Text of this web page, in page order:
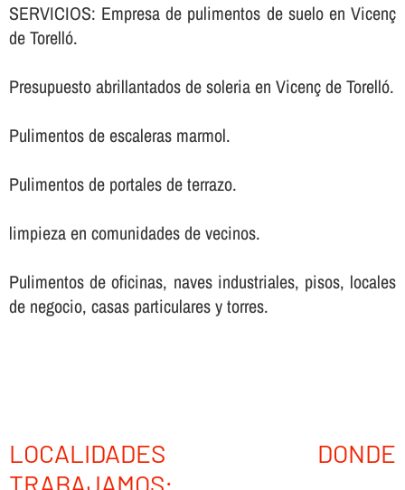
SERVICIOS: Empresa de pulimentos de suelo en Vicenç
de Torelló.
Presupuesto abrillantados de soleria en Vicenç de Torelló.
Pulimentos de escaleras marmol.
Pulimentos de portales de terrazo.
limpieza en comunidades de vecinos.
Pulimentos de oficinas, naves industriales, pisos, locales
de negocio, casas particulares y torres.
LOCALIDADES DONDE
TRABAJAMOS: